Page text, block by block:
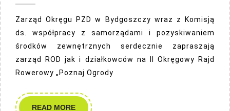
Zarząd Okręgu PZD w Bydgoszczy wraz z Komisją
ds. współpracy z samorządami i pozyskiwaniem
środków zewnętrznych serdecznie zapraszają
zarząd ROD jak i działkowców na II Okręgowy Rajd
Rowerowy „Poznaj Ogrody
READ MOREREAD